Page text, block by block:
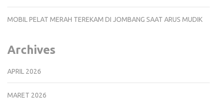
MOBIL PELAT MERAH TEREKAM DI JOMBANG SAAT ARUS MUDIK
Archives
APRIL 2026
MARET 2026